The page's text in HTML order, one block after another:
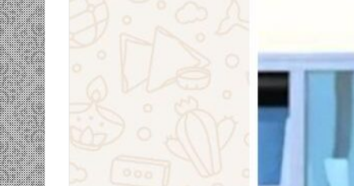
…/ بين
المغاضبين
بومديد…..صرخة
ومضة…./ بومديد…..صرخة استغاثة..